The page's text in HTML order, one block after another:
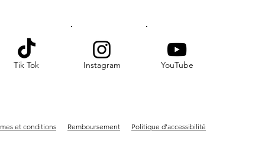
Tik Tok Instagram YouTube
et conditions Remboursement Politique d'accessibilité